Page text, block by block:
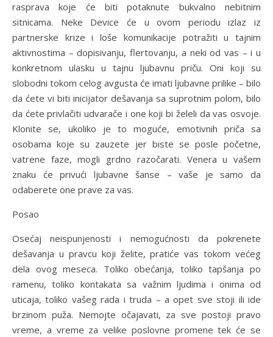
rasprava koje će biti potaknute bukvalno nebitnim
sitnicama. Neke Device će u ovom periodu izlaz iz
partnerske krize i loše komunikacije potražiti u tajnim
aktivnostima – dopisivanju, flertovanju, a neki od vas – i u
konkretnom ulasku u tajnu ljubavnu priču. Oni koji su
slobodni tokom celog avgusta će imati ljubavne prilike – bilo
da ćete vi biti inicijator dešavanja sa suprotnim polom, bilo
da ćete privlačiti udvarače i one koji bi želeli da vas osvoje.
Klonite se, ukoliko je to moguće, emotivnih priča sa
osobama koje su zauzete jer biste se posle početne,
vatrene faze, mogli grdno razočarati. Venera u vašem
znaku će privući ljubavne šanse – vaše je samo da
odaberete one prave za vas.
Posao
Osećaj neispunjenosti i nemogućnosti da pokrenete
dešavanja u pravcu koji želite, pratiće vas tokom većeg
dela ovog meseca. Toliko obećanja, toliko tapšanja po
ramenu, toliko kontakata sa važnim ljudima i onima od
uticaja, toliko vašeg rada i truda – a opet sve stoji ili ide
brzinom puža. Nemojte očajavati, za sve postoji pravo
vreme, a vreme za velike poslovne promene tek će se